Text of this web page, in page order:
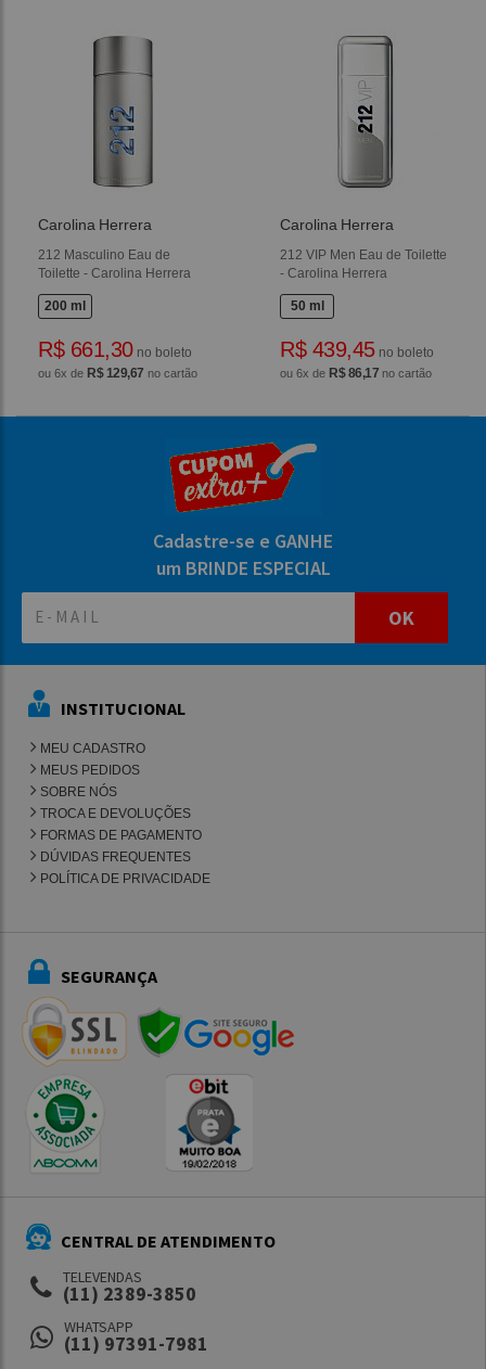
Carolina Herrera
212 Masculino Eau de
Toilette - Carolina Herrera
200 ml
R$ 661,30no boleto
ou 6x de R$ 129,67 no cartão
Carolina Herrera
212 VIP Men Eau de Toilette
- Carolina Herrera
50 ml
R$ 439,45no boleto
ou 6x de R$ 86,17 no cartão
Cadastre-se e GANHE
um BRINDE ESPECIAL
OK
INSTITUCIONAL
MEU CADASTRO
MEUS PEDIDOS
SOBRE NÓS
TROCA E DEVOLUÇÕES
FORMAS DE PAGAMENTO
DÚVIDAS FREQUENTES
POLÍTICA DE PRIVACIDADE
SEGURANÇA
CENTRAL DE ATENDIMENTO
TELEVENDAS
(11) 2389-3850
WHATSAPP
(11) 97391-7981